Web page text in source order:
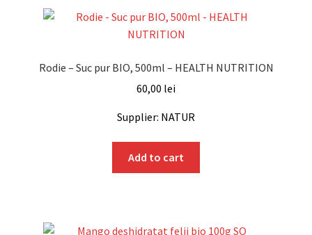
Rodie – Suc pur BIO, 500ml – HEALTH NUTRITION
60,00 lei
Supplier: NATUR
Add to cart